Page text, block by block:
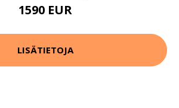
1590 EUR
LISÄTIETOJA